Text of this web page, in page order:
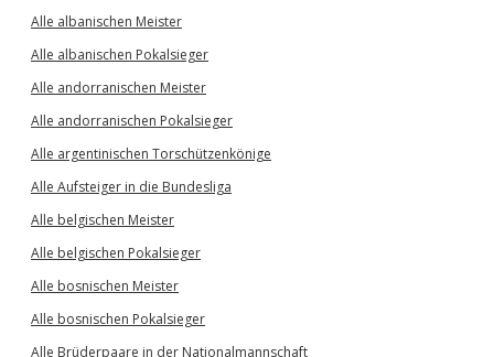
Alle albanischen Meister
Alle albanischen Pokalsieger
Alle andorranischen Meister
Alle andorranischen Pokalsieger
Alle argentinischen Torschützenkönige
Alle Aufsteiger in die Bundesliga
Alle belgischen Meister
Alle belgischen Pokalsieger
Alle bosnischen Meister
Alle bosnischen Pokalsieger
Alle Brüderpaare in der Nationalmannschaft